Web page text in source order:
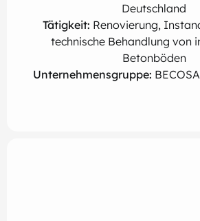
Deutschland
Tätigkeit: Renovierung,
technische Behandlung von
Betonböden
Unternehmensgruppe: